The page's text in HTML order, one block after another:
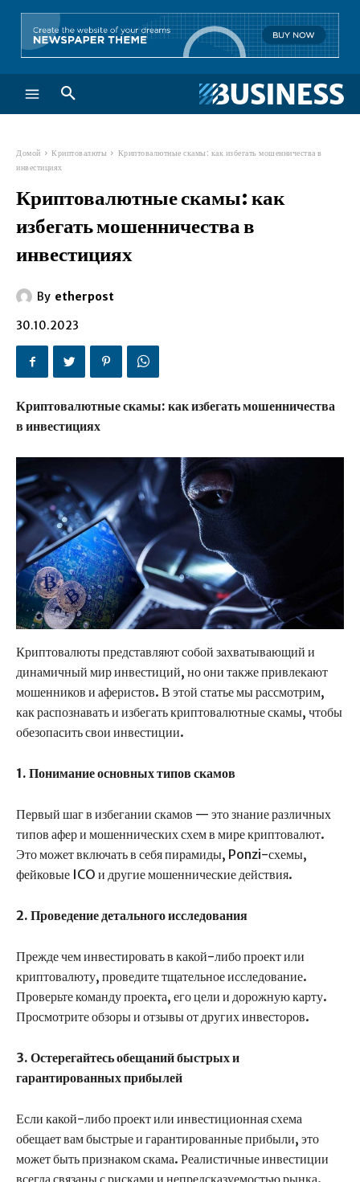
Домой Криптовалюты
Криптовалютные скамы: как избегать мошенничества в
инвестициях
Криптовалютные скамы: как
избегать мошенничества в
инвестициях
By etherpost
30.10.2023
Криптовалютные скамы: как избегать мошенничества
в инвестициях
Криптовалюты представляют собой захватывающий и
динамичный мир инвестиций, но они также привлекают
мошенников и аферистов. В этой статье мы рассмотрим,
как распознавать и избегать криптовалютные скамы, чтобы
обезопасить свои инвестиции.
1. Понимание основных типов скамов
Первый шаг в избегании скамов — это знание различных
типов афер и мошеннических схем в мире криптовалют.
Это может включать в себя пирамиды, Ponzi-схемы,
фейковые ICO и другие мошеннические действия.
2. Проведение детального исследования
Прежде чем инвестировать в какой-либо проект или
криптовалюту, проведите тщательное исследование.
Проверьте команду проекта, его цели и дорожную карту.
Просмотрите обзоры и отзывы от других инвесторов.
3. Остерегайтесь обещаний быстрых и
гарантированных прибылей
Если какой-либо проект или инвестиционная схема
обещает вам быстрые и гарантированные прибыли, это
может быть признаком скама. Реалистичные инвестиции
всегда связаны с рисками и непредсказуемостью рынка.